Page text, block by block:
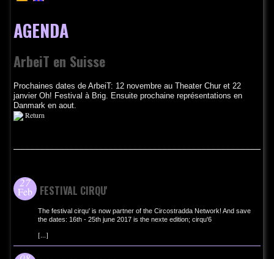
AGENDA
ArbeiT en Suisse
Prochaines dates de ArbeiT: 12 novembre au Theater Chur et 22
janvier Oh! Festival à Brig. Ensuite prochaine représentations en
Danmark en aout.
Return
27
Feb FESTIVAL CIRQU'
The festival cirqu' is now partner of the Circostradda Network! And save
the dates: 16th - 25th june 2017 is the nexte edition; cirqu'6
[...]